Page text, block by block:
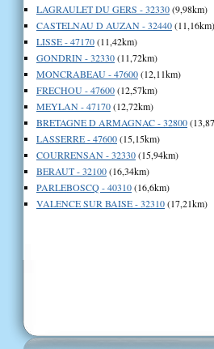
LAGRAULET DU GERS - 32330(9,98km)
CASTELNAU D AUZAN - 32440(11,16km)
LISSE - 47170(11,42km)
GONDRIN - 32330(11,72km)
MONCRABEAU - 47600(12,11km)
FRECHOU - 47600(12,57km)
MEYLAN - 47170(12,72km)
BRETAGNE D ARMAGNAC - 32800
LASSERRE - 47600(15,15km)
COURRENSAN - 32330(15,94km)
BERAUT - 32100(16,34km)
PARLEBOSCQ - 40310(16,6km)
VALENCE SUR BAISE - 32310(17,21km)